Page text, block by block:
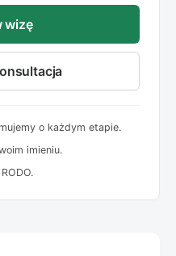
wizę
o każdym etapie.
imieniu.